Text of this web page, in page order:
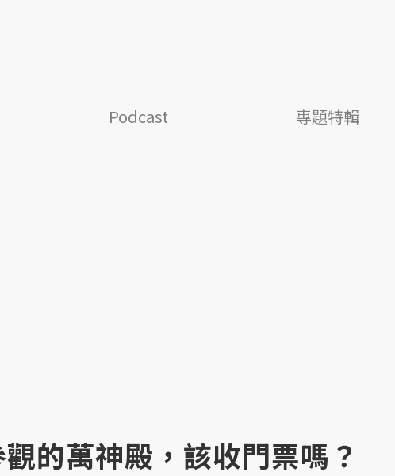
Podcast 專題特輯
的萬神殿，該收門票嗎？